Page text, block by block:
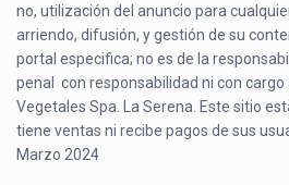
no, utilización del anuncio para
arriendo, difusión, y gestión de su
portal especifica; no es de la
penal con responsabilidad ni con
Vegetales Spa. La Serena. Este sitio
tiene ventas ni recibe pagos de sus
Marzo 2024